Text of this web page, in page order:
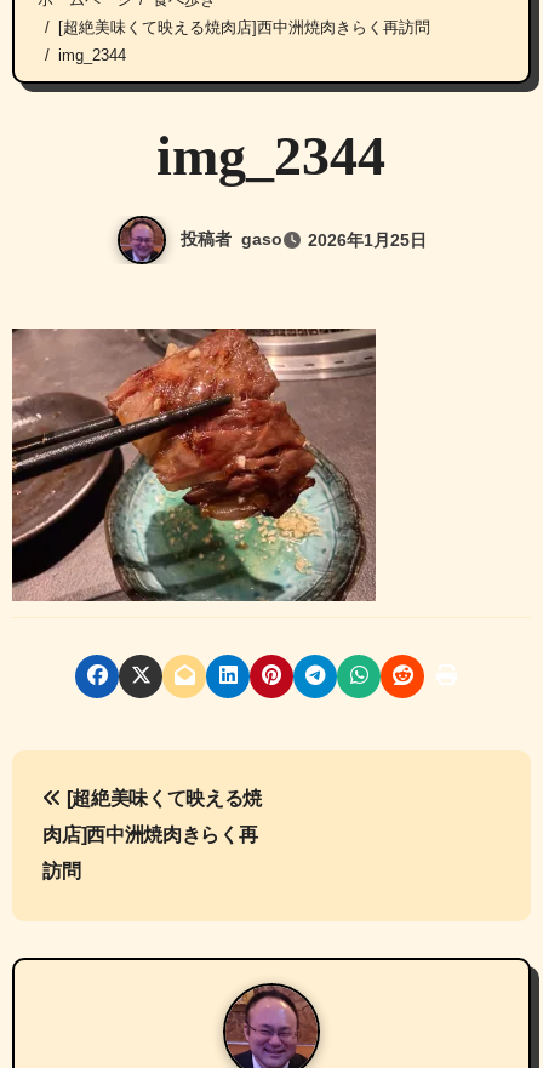
[超絶美味くて映える焼肉店]西中洲焼肉きらく再訪問
img_2344
img_2344
投稿者 gaso 2026年1月25日
投
稿
ナ
ビ
ゲ
[超絶美味くて映える焼
肉店]西中洲焼肉きらく再
訪問